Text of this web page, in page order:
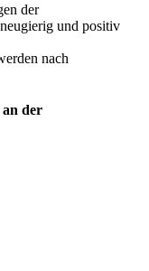
der
und positiv
nach
der